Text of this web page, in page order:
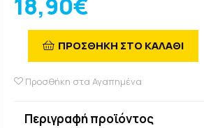
18,90€
ΠΡΟΣΘΗΚΗ ΣΤΟ ΚΑΛΑΘΙ
Προσθήκη στα Αγαπημένα
Περιγραφή προϊόντος